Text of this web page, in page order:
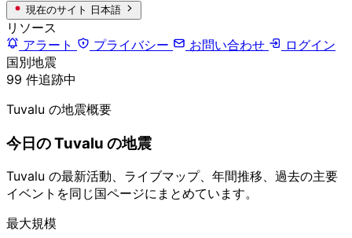
現在のサイト 日本語
リソース
アラート
プライバシー お問い合わせ
ログイン
国別地震
99 件追跡中
Tuvalu の地震概要
今日の Tuvalu の地震
Tuvalu の最新活動、ライブマップ、年間推移、過去の主要
イベントを同じ国ページにまとめています。
最大規模